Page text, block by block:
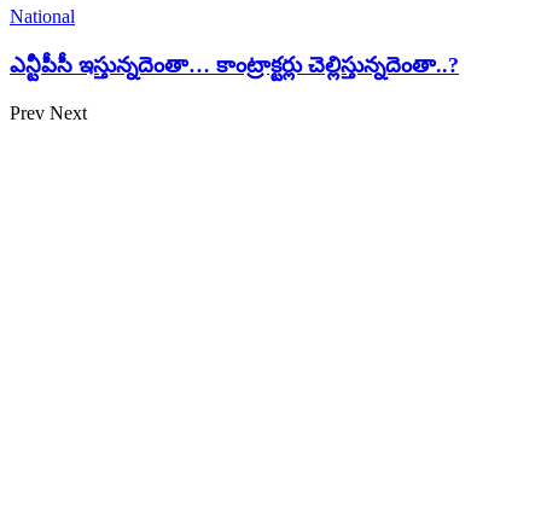
National
ఎన్టీపీసీ ఇస్తున్నదెంతా… కాంట్రాక్టర్లు చెల్లిస్తున్నదెంతా..?
Prev Next